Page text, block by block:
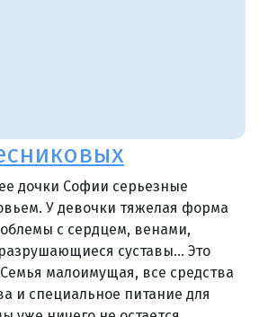
дочки Софии серьезные
У девочки тяжелая форма
с сердцем, венами,
суставы... Это
малоимущая, все средства
и специальное питание для